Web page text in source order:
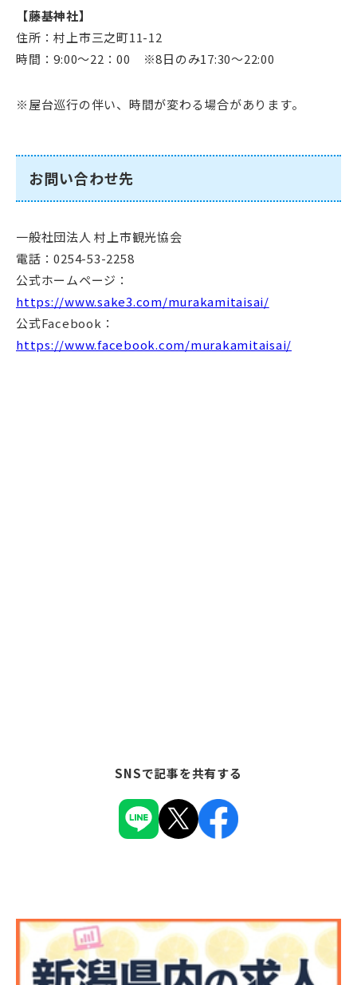
【藤基神社】
住所：村上市三之町11-12
時間：9:00～22：00 ※8日のみ17:30～22:00
※屋台巡行の伴い、時間が変わる場合があります。
お問い合わせ先
一般社団法人 村上市観光協会
電話：0254-53-2258
公式ホームページ：
https://www.sake3.com/murakamitaisai/
公式Facebook：
https://www.facebook.com/murakamitaisai/
SNSで記事を共有する